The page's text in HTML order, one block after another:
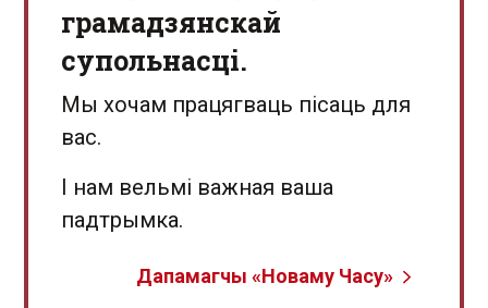
грамадзянскай
супольнасці.
Мы хочам працягваць пісаць для
вас.
І нам вельмі важная ваша
падтрымка.
Дапамагчы «Новаму Часу»